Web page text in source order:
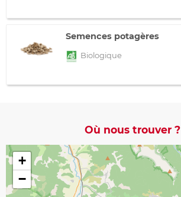
Semences potagères
Biologique
Où nous trouver ?
+
−